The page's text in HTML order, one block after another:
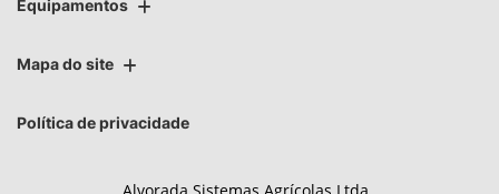
Equipamentos
Mapa do site
Política de privacidade